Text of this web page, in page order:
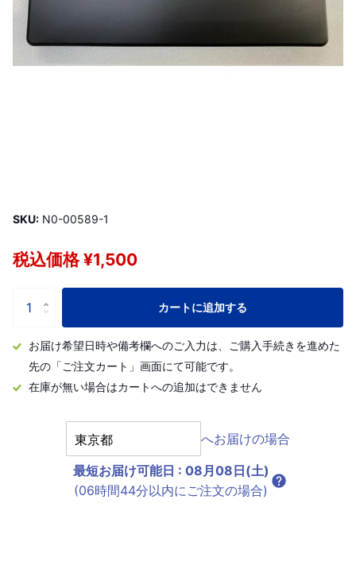
SKU: N0-00589-1
税込価格 ¥1,500
カートに追加する
お届け希望日時や備考欄へのご入力は、ご購入手続きを進めた
先の「ご注文カート」画面にて可能です。
在庫が無い場合はカートへの追加はできません
へお届けの場合
最短お届け可能日 : 08月08日(土)
(06時間44分以内にご注文の場合)